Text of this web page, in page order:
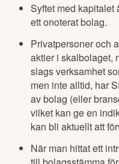
Syftet med kapitalet
ett onoterat bolag.
Privatpersoner och
aktier i skalbolaget,
slags verksamhet
men inte alltid, har
av bolag (eller
vilket kan ge en
kan bli aktuellt att
När man hittat ett